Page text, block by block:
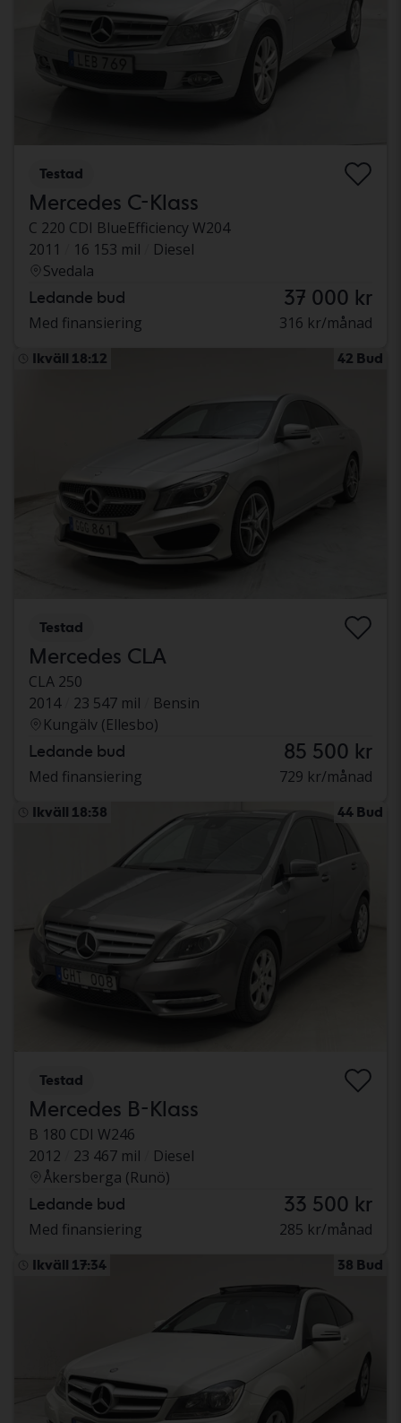
Testad
Mercedes C-Klass
C 220 CDI BlueEfficiency W204
2011
16 153 mil
Diesel
Svedala
Ledande bud 37 000 kr
Med finansiering 316 kr/månad
Ikväll 18:12 42 Bud
Testad
Mercedes CLA
CLA 250
2014
23 547 mil
Bensin
Kungälv (Ellesbo)
Ledande bud 85 500 kr
Med finansiering 729 kr/månad
Ikväll 18:38 44 Bud
Testad
Mercedes B-Klass
B 180 CDI W246
2012
23 467 mil
Diesel
Åkersberga (Runö)
Ledande bud 33 500 kr
Med finansiering 285 kr/månad
Ikväll 17:34 38 Bud